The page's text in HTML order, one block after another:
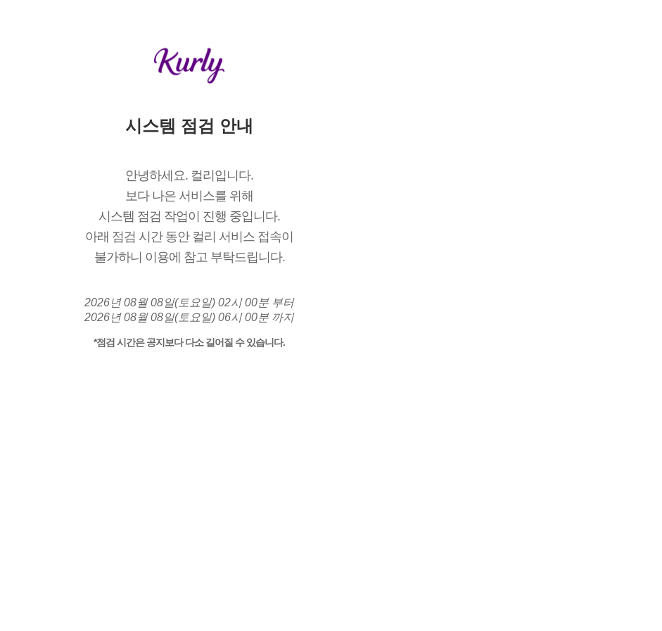
시스템 점검 안내
안녕하세요. 컬리입니다.
보다 나은 서비스를 위해
시스템 점검 작업이 진행 중입니다.
아래 점검 시간 동안 컬리 서비스 접속이
불가하니 이용에 참고 부탁드립니다.
2026년 08월 08일(토요일) 02시 00분 부터
2026년 08월 08일(토요일) 06시 00분 까지
*점검 시간은 공지보다 다소 길어질 수 있습니다.